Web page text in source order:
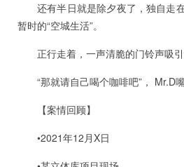
还有半日就是除夕夜了，独自走
暂时的“空城生活”。
正行走着，一声清脆的门铃声吸
“那就请自己喝个咖啡吧”， Mr.D
【案情回顾】
•2021年12月X日